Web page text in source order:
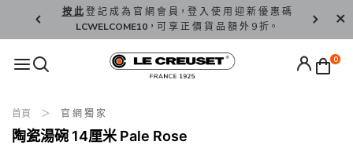
按 此登 記 成 為 官 網 會 員，登 入 使 用 迎 新 優 惠 碼
LCWELCOME10，可 享 正 價 貨 品 額 外 9 折。
香 港 / 澳
0
首頁 官 網 獨 家
陶瓷湯碗 14厘米 Pale Rose